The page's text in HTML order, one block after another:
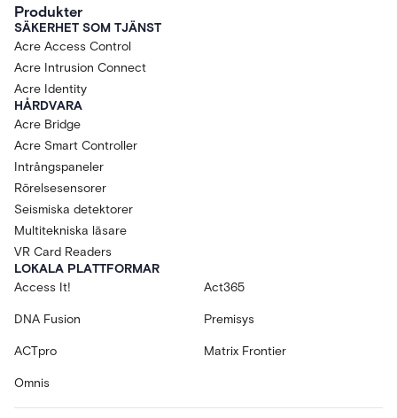
Produkter
SÄKERHET SOM TJÄNST
Acre Access Control
Acre Intrusion Connect
Acre Identity
HÅRDVARA
Acre Bridge
Acre Smart Controller
Intrångspaneler
Rörelsesensorer
Seismiska detektorer
Multitekniska läsare
VR Card Readers
LOKALA PLATTFORMAR
Access It!
Act365
DNA Fusion Premisys
ACTpro Matrix Frontier
Omnis